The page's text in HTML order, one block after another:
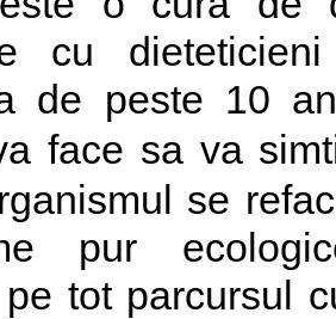
cu
de peste 10
face sa va
se
pur
tot parcursul